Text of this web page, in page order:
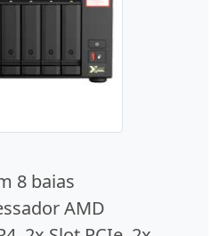
8 baias
AMD